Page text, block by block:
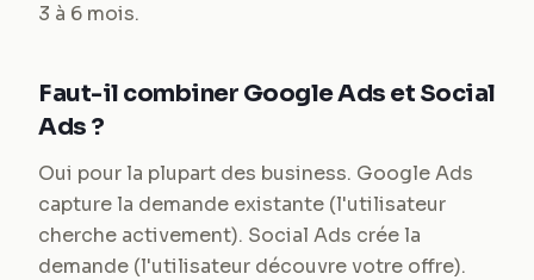
3 à 6 mois.
Faut-il combiner Google Ads et Social
Ads ?
Oui pour la plupart des business. Google Ads
capture la demande existante (l'utilisateur
cherche activement). Social Ads crée la
demande (l'utilisateur découvre votre offre).